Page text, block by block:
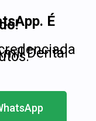
É
Dental